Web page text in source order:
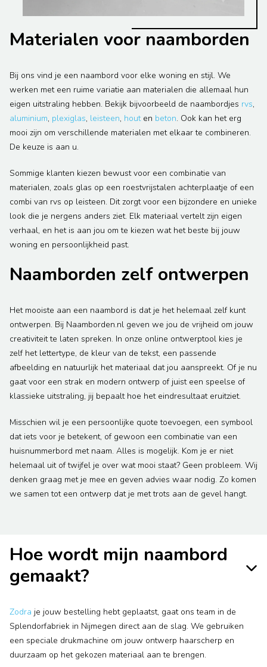
Materialen voor naamborden
Bij ons vind je een naambord voor elke woning en stijl. We
werken met een ruime variatie aan materialen die allemaal hun
eigen uitstraling hebben. Bekijk bijvoorbeeld de naambordjes rvs,
aluminium, plexiglas, leisteen, houten beton. Ook kan het erg
mooi zijn om verschillende materialen met elkaar te combineren.
De keuze is aan u.
Sommige klanten kiezen bewust voor een combinatie van
materialen, zoals glas op een roestvrijstalen achterplaatje of een
combi van rvs op leisteen. Dit zorgt voor een bijzondere en unieke
look die je nergens anders ziet. Elk materiaal vertelt zijn eigen
verhaal, en het is aan jou om te kiezen wat het beste bij jouw
woning en persoonlijkheid past.
Naamborden zelf ontwerpen
Het mooiste aan een naambord is dat je het helemaal zelf kunt
ontwerpen. Bij Naamborden.nl geven we jou de vrijheid om jouw
creativiteit te laten spreken. In onze online ontwerptool kies je
zelf het lettertype, de kleur van de tekst, een passende
afbeelding en natuurlijk het materiaal dat jou aanspreekt. Of je nu
gaat voor een strak en modern ontwerp of juist een speelse of
klassieke uitstraling, jij bepaalt hoe het eindresultaat eruitziet.
Misschien wil je een persoonlijke quote toevoegen, een symbool
dat iets voor je betekent, of gewoon een combinatie van een
huisnummerbord met naam. Alles is mogelijk. Kom je er niet
helemaal uit of twijfel je over wat mooi staat? Geen probleem. Wij
denken graag met je mee en geven advies waar nodig. Zo komen
we samen tot een ontwerp dat je met trots aan de gevel hangt.
Hoe wordt mijn naambord
gemaakt?
Zodra je jouw bestelling hebt geplaatst, gaat ons team in de
Splendorfabriek in Nijmegen direct aan de slag. We gebruiken
een speciale drukmachine om jouw ontwerp haarscherp en
duurzaam op het gekozen materiaal aan te brengen.